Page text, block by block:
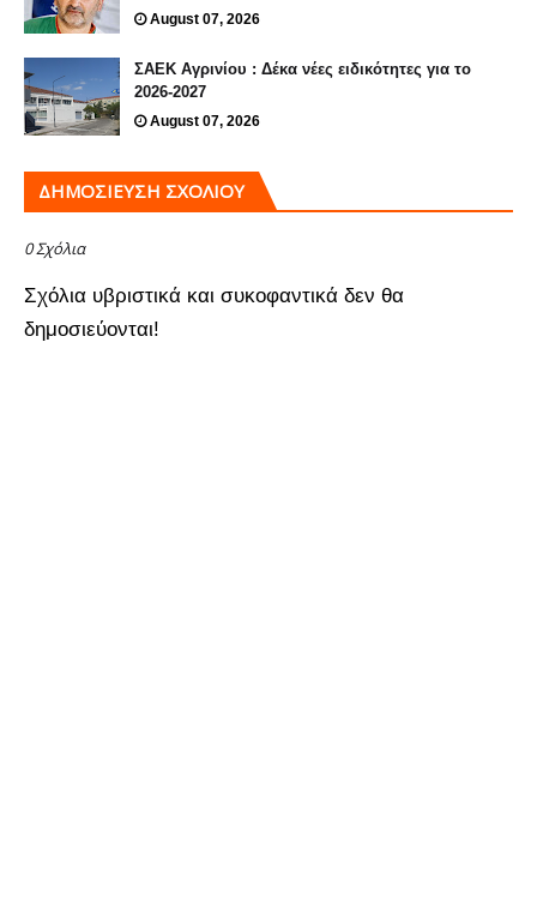
August 07, 2026
ΣΑΕΚ Αγρινίου : Δέκα νέες ειδικότητες για το
2026-2027
August 07, 2026
ΔΗΜΟΣΊΕΥΣΗ ΣΧΟΛΊΟΥ
0 Σχόλια
Σχόλια υβριστικά και συκοφαντικά δεν θα
δημοσιεύονται!